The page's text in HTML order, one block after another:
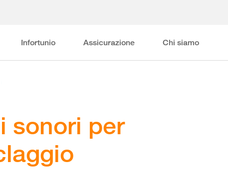
Infortunio Assicurazione Chi siamo
sonori per